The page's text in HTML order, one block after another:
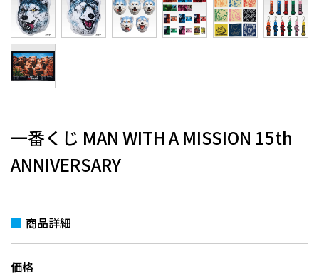
一番くじ MAN WITH A MISSION 15th
ANNIVERSARY
商品詳細
価格